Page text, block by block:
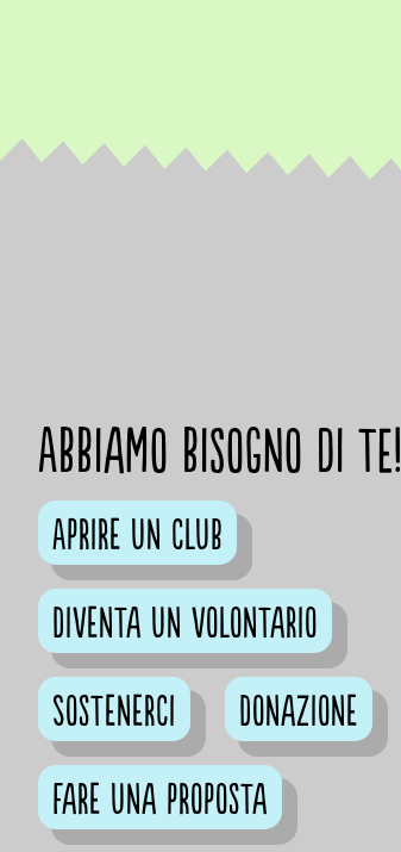
Abbiamo bisogno di te!
Aprire un club
Diventa un volontario
Sostenerci
Donazione
Fare una proposta